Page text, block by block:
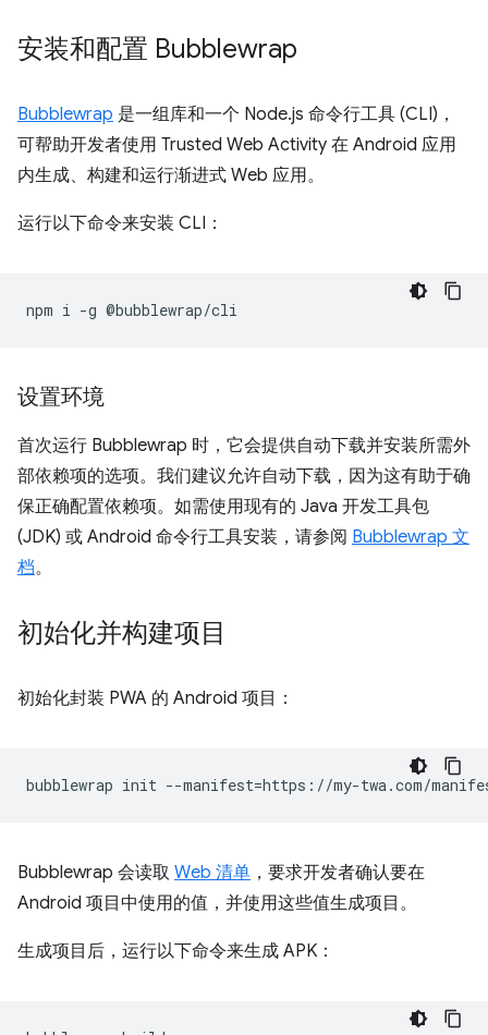
安装和配置 Bubblewrap
Bubblewrap 是一组库和一个 Node.js 命令行工具 (CLI)，
可帮助开发者使用 Trusted Web Activity 在 Android 应用
内生成、构建和运行渐进式 Web 应用。
运行以下命令来安装 CLI：
npm i -g
设置环境
首次运行 Bubblewrap 时，它会提供自动下载并安装所需外
部依赖项的选项。我们建议允许自动下载，因为这有助于确
保正确配置依赖项。如需使用现有的 Java 开发工具包
(JDK) 或 Android 命令行工具安装，请参阅 Bubblewrap 文
档。
初始化并构建项目
初始化封装 PWA 的 Android 项目：
bubblewrap init --manifest=
Bubblewrap 会读取 Web 清单 ，要求开发者确认要在
Android 项目中使用的值，并使用这些值生成项目。
生成项目后，运行以下命令来生成 APK：